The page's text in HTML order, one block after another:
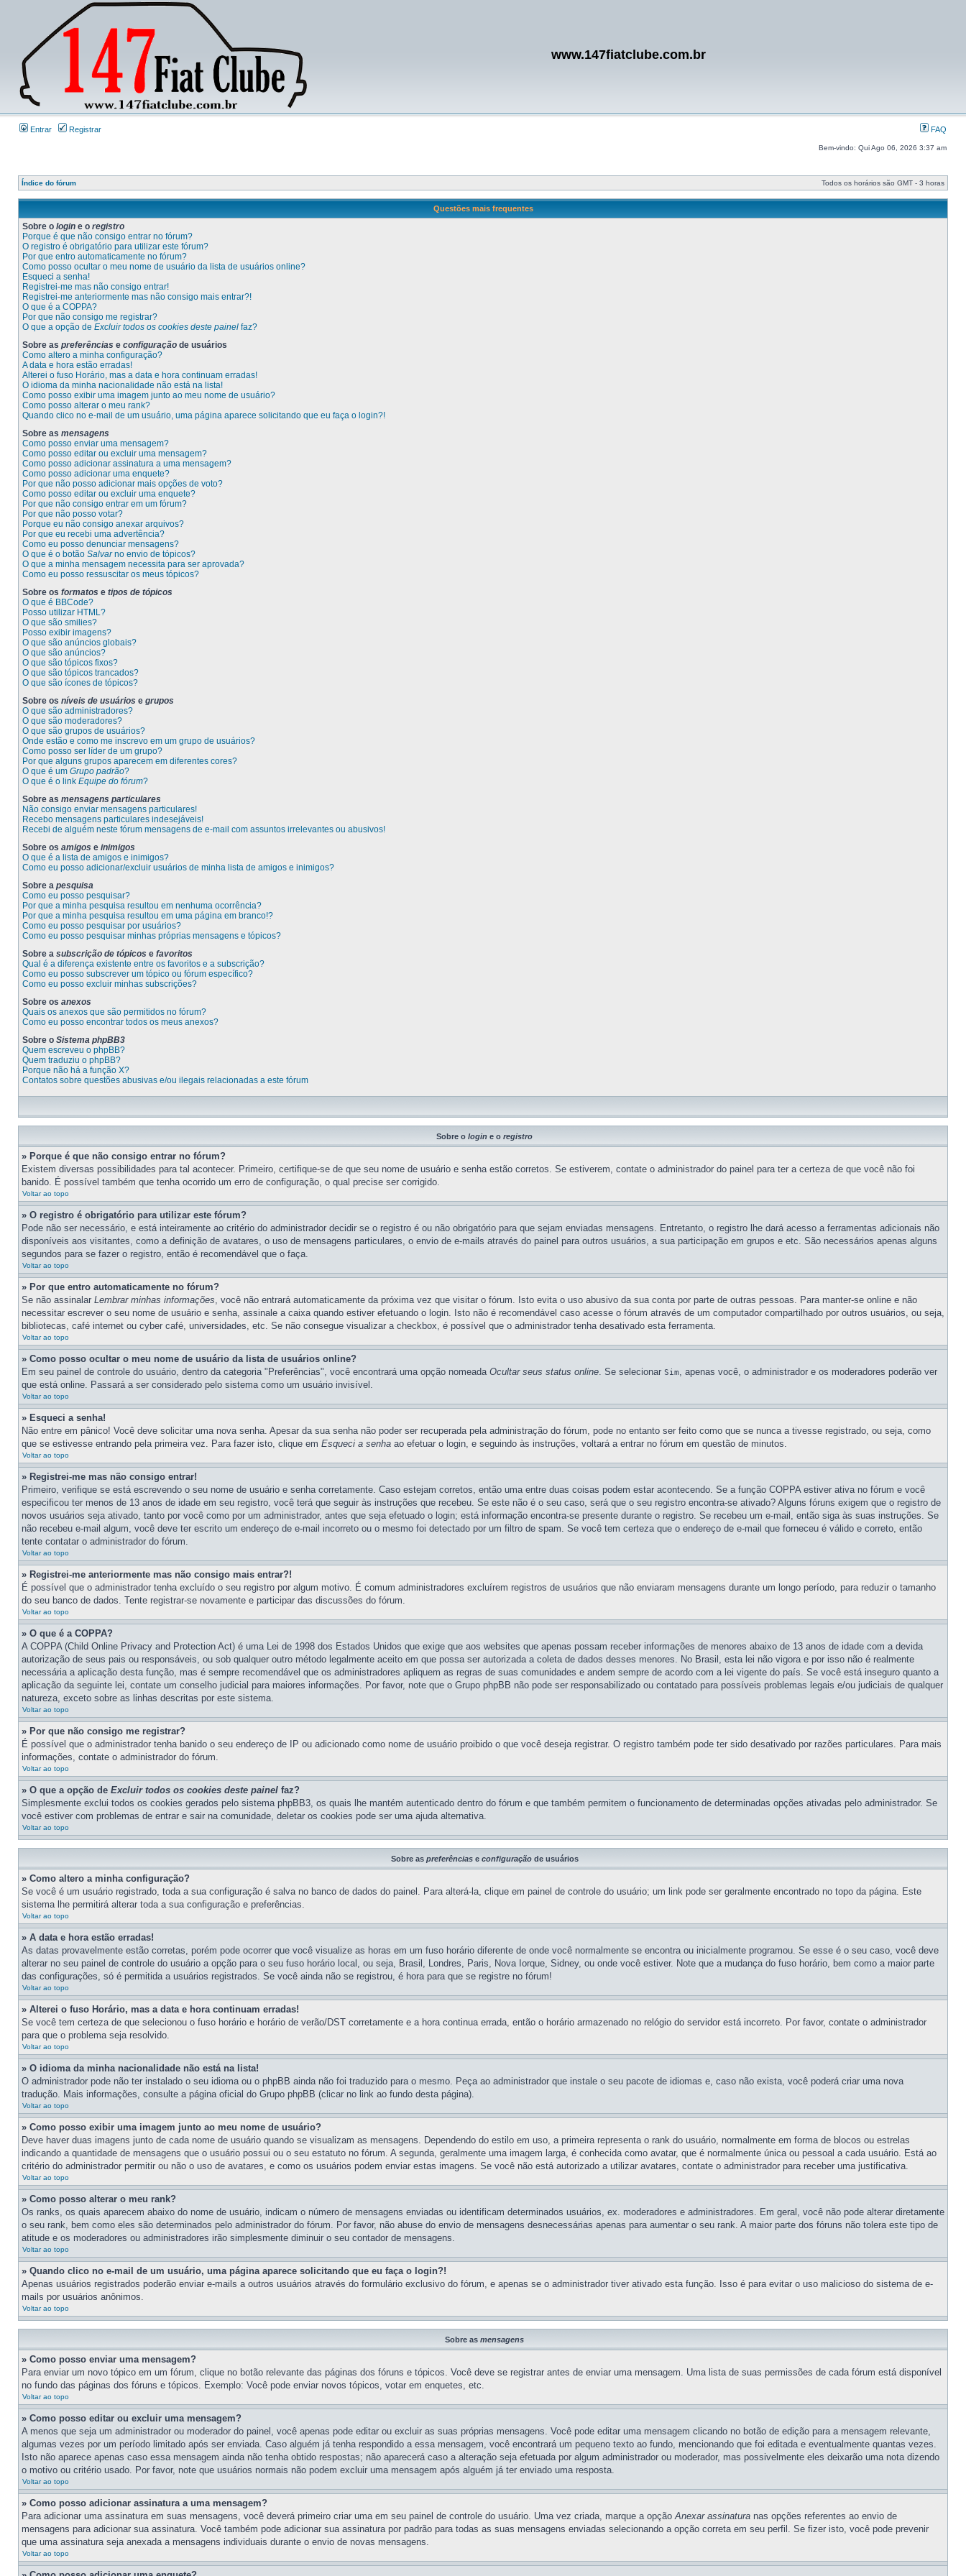
www.147fiatclube.com.br
Entrar Registrar FAQ
Bem-vindo: Qui Ago 06, 2026 3:37 am
Índice do fórum Todos os horários são GMT - 3 horas
Questões mais frequentes
Sobre o login e o registro
Porque é que não consigo entrar no fórum?
O registro é obrigatório para utilizar este fórum?
Por que entro automaticamente no fórum?
Como posso ocultar o meu nome de usuário da lista de usuários online?
Esqueci a senha!
Registrei-me mas não consigo entrar!
Registrei-me anteriormente mas não consigo mais entrar?!
O que é a COPPA?
Por que não consigo me registrar?
O que a opção de Excluir todos os cookies deste painel faz?
Sobre as preferências e configuração de usuários
Como altero a minha configuração?
A data e hora estão erradas!
Alterei o fuso Horário, mas a data e hora continuam erradas!
O idioma da minha nacionalidade não está na lista!
Como posso exibir uma imagem junto ao meu nome de usuário?
Como posso alterar o meu rank?
Quando clico no e-mail de um usuário, uma página aparece solicitando que eu faça o login?!
Sobre as mensagens
Como posso enviar uma mensagem?
Como posso editar ou excluir uma mensagem?
Como posso adicionar assinatura a uma mensagem?
Como posso adicionar uma enquete?
Por que não posso adicionar mais opções de voto?
Como posso editar ou excluir uma enquete?
Por que não consigo entrar em um fórum?
Por que não posso votar?
Porque eu não consigo anexar arquivos?
Por que eu recebi uma advertência?
Como eu posso denunciar mensagens?
O que é o botão Salvarno envio de tópicos?
O que a minha mensagem necessita para ser aprovada?
Como eu posso ressuscitar os meus tópicos?
Sobre os formatos e tipos de tópicos
O que é BBCode?
Posso utilizar HTML?
O que são smilies?
Posso exibir imagens?
O que são anúncios globais?
O que são anúncios?
O que são tópicos fixos?
O que são tópicos trancados?
O que são ícones de tópicos?
Sobre os níveis de usuários e grupos
O que são administradores?
O que são moderadores?
O que são grupos de usuários?
Onde estão e como me inscrevo em um grupo de usuários?
Como posso ser líder de um grupo?
Por que alguns grupos aparecem em diferentes cores?
O que é um Grupo padrão?
O que é o link Equipe do fórum?
Sobre as mensagens particulares
Não consigo enviar mensagens particulares!
Recebo mensagens particulares indesejáveis!
Recebi de alguém neste fórum mensagens de e-mail com assuntos irrelevantes ou abusivos!
Sobre os amigos e inimigos
O que é a lista de amigos e inimigos?
Como eu posso adicionar/excluir usuários de minha lista de amigos e inimigos?
Sobre a pesquisa
Como eu posso pesquisar?
Por que a minha pesquisa resultou em nenhuma ocorrência?
Por que a minha pesquisa resultou em uma página em branco!?
Como eu posso pesquisar por usuários?
Como eu posso pesquisar minhas próprias mensagens e tópicos?
Sobre a subscrição de tópicos e favoritos
Qual é a diferença existente entre os favoritos e a subscrição?
Como eu posso subscrever um tópico ou fórum específico?
Como eu posso excluir minhas subscrições?
Sobre os anexos
Quais os anexos que são permitidos no fórum?
Como eu posso encontrar todos os meus anexos?
Sobre o Sistema phpBB3
Quem escreveu o phpBB?
Quem traduziu o phpBB?
Porque não há a função X?
Contatos sobre questões abusivas e/ou ilegais relacionadas a este fórum
Sobre o login e o registro
» Porque é que não consigo entrar no fórum?
Existem diversas possibilidades para tal acontecer. Primeiro, certifique-se de que seu nome de usuário e senha estão corretos. Se estiverem, contate o administrador do painel para ter a certeza de que você não foi
banido. É possível também que tenha ocorrido um erro de configuração, o qual precise ser corrigido.
Voltar ao topo
» O registro é obrigatório para utilizar este fórum?
Pode não ser necessário, e está inteiramente ao critério do administrador decidir se o registro é ou não obrigatório para que sejam enviadas mensagens. Entretanto, o registro lhe dará acesso a ferramentas adicionais não
disponíveis aos visitantes, como a definição de avatares, o uso de mensagens particulares, o envio de e-mails através do painel para outros usuários, a sua participação em grupos e etc. São necessários apenas alguns
segundos para se fazer o registro, então é recomendável que o faça.
Voltar ao topo
» Por que entro automaticamente no fórum?
Se não assinalar Lembrar minhas informações, você não entrará automaticamente da próxima vez que visitar o fórum. Isto evita o uso abusivo da sua conta por parte de outras pessoas. Para manter-se online e não
necessitar escrever o seu nome de usuário e senha, assinale a caixa quando estiver efetuando o login. Isto não é recomendável caso acesse o fórum através de um computador compartilhado por outros usuários, ou seja,
bibliotecas, café internet ou cyber café, universidades, etc. Se não consegue visualizar a checkbox, é possível que o administrador tenha desativado esta ferramenta.
Voltar ao topo
» Como posso ocultar o meu nome de usuário da lista de usuários online?
Em seu painel de controle do usuário, dentro da categoria "Preferências", você encontrará uma opção nomeada Ocultar seus status online. Se selecionar Sim, apenas você, o administrador e os moderadores poderão ver
que está online. Passará a ser considerado pelo sistema como um usuário invisível.
Voltar ao topo
» Esqueci a senha!
Não entre em pânico! Você deve solicitar uma nova senha. Apesar da sua senha não poder ser recuperada pela administração do fórum, pode no entanto ser feito como que se nunca a tivesse registrado, ou seja, como
que se estivesse entrando pela primeira vez. Para fazer isto, clique em Esqueci a senha ao efetuar o login, e seguindo às instruções, voltará a entrar no fórum em questão de minutos.
Voltar ao topo
» Registrei-me mas não consigo entrar!
Primeiro, verifique se está escrevendo o seu nome de usuário e senha corretamente. Caso estejam corretos, então uma entre duas coisas podem estar acontecendo. Se a função COPPA estiver ativa no fórum e você
especificou ter menos de 13 anos de idade em seu registro, você terá que seguir às instruções que recebeu. Se este não é o seu caso, será que o seu registro encontra-se ativado? Alguns fóruns exigem que o registro de
novos usuários seja ativado, tanto por você como por um administrador, antes que seja efetuado o login; está informação encontra-se presente durante o registro. Se recebeu um e-mail, então siga às suas instruções. Se
não recebeu e-mail algum, você deve ter escrito um endereço de e-mail incorreto ou o mesmo foi detectado por um filtro de spam. Se você tem certeza que o endereço de e-mail que forneceu é válido e correto, então
tente contatar o administrador do fórum.
Voltar ao topo
» Registrei-me anteriormente mas não consigo mais entrar?!
É possível que o administrador tenha excluído o seu registro por algum motivo. É comum administradores excluírem registros de usuários que não enviaram mensagens durante um longo período, para reduzir o tamanho
do seu banco de dados. Tente registrar-se novamente e participar das discussões do fórum.
Voltar ao topo
» O que é a COPPA?
A COPPA (Child Online Privacy and Protection Act) é uma Lei de 1998 dos Estados Unidos que exige que aos websites que apenas possam receber informações de menores abaixo de 13 anos de idade com a devida
autorização de seus pais ou responsáveis, ou sob qualquer outro método legalmente aceito em que possa ser autorizada a coleta de dados desses menores. No Brasil, esta lei não vigora e por isso não é realmente
necessária a aplicação desta função, mas é sempre recomendável que os administradores apliquem as regras de suas comunidades e andem sempre de acordo com a lei vigente do país. Se você está inseguro quanto a
aplicação da seguinte lei, contate um conselho judicial para maiores informações. Por favor, note que o Grupo phpBB não pode ser responsabilizado ou contatado para possíveis problemas legais e/ou judiciais de qualquer
natureza, exceto sobre as linhas descritas por este sistema.
Voltar ao topo
» Por que não consigo me registrar?
É possível que o administrador tenha banido o seu endereço de IP ou adicionado como nome de usuário proibido o que você deseja registrar. O registro também pode ter sido desativado por razões particulares. Para mais
informações, contate o administrador do fórum.
Voltar ao topo
» O que a opção de Excluir todos os cookies deste painel faz?
Simplesmente exclui todos os cookies gerados pelo sistema phpBB3, os quais lhe mantém autenticado dentro do fórum e que também permitem o funcionamento de determinadas opções ativadas pelo administrador. Se
você estiver com problemas de entrar e sair na comunidade, deletar os cookies pode ser uma ajuda alternativa.
Voltar ao topo
Sobre as preferênciase configuraçãode usuários
» Como altero a minha configuração?
Se você é um usuário registrado, toda a sua configuração é salva no banco de dados do painel. Para alterá-la, clique em painel de controle do usuário; um link pode ser geralmente encontrado no topo da página. Este
sistema lhe permitirá alterar toda a sua configuração e preferências.
Voltar ao topo
» A data e hora estão erradas!
As datas provavelmente estão corretas, porém pode ocorrer que você visualize as horas em um fuso horário diferente de onde você normalmente se encontra ou inicialmente programou. Se esse é o seu caso, você deve
alterar no seu painel de controle do usuário a opção para o seu fuso horário local, ou seja, Brasil, Londres, Paris, Nova Iorque, Sidney, ou onde você estiver. Note que a mudança do fuso horário, bem como a maior parte
das configurações, só é permitida a usuários registrados. Se você ainda não se registrou, é hora para que se registre no fórum!
Voltar ao topo
» Alterei o fuso Horário, mas a data e hora continuam erradas!
Se você tem certeza de que selecionou o fuso horário e horário de verão/DST corretamente e a hora continua errada, então o horário armazenado no relógio do servidor está incorreto. Por favor, contate o administrador
para que o problema seja resolvido.
Voltar ao topo
» O idioma da minha nacionalidade não está na lista!
O administrador pode não ter instalado o seu idioma ou o phpBB ainda não foi traduzido para o mesmo. Peça ao administrador que instale o seu pacote de idiomas e, caso não exista, você poderá criar uma nova
tradução. Mais informações, consulte a página oficial do Grupo phpBB (clicar no link ao fundo desta página).
Voltar ao topo
» Como posso exibir uma imagem junto ao meu nome de usuário?
Deve haver duas imagens junto de cada nome de usuário quando se visualizam as mensagens. Dependendo do estilo em uso, a primeira representa o rank do usuário, normalmente em forma de blocos ou estrelas
indicando a quantidade de mensagens que o usuário possui ou o seu estatuto no fórum. A segunda, geralmente uma imagem larga, é conhecida como avatar, que é normalmente única ou pessoal a cada usuário. Está ao
critério do administrador permitir ou não o uso de avatares, e como os usuários podem enviar estas imagens. Se você não está autorizado a utilizar avatares, contate o administrador para receber uma justificativa.
Voltar ao topo
» Como posso alterar o meu rank?
Os ranks, os quais aparecem abaixo do nome de usuário, indicam o número de mensagens enviadas ou identificam determinados usuários, ex. moderadores e administradores. Em geral, você não pode alterar diretamente
o seu rank, bem como eles são determinados pelo administrador do fórum. Por favor, não abuse do envio de mensagens desnecessárias apenas para aumentar o seu rank. A maior parte dos fóruns não tolera este tipo de
atitude e os moderadores ou administradores irão simplesmente diminuir o seu contador de mensagens.
Voltar ao topo
» Quando clico no e-mail de um usuário, uma página aparece solicitando que eu faça o login?!
Apenas usuários registrados poderão enviar e-mails a outros usuários através do formulário exclusivo do fórum, e apenas se o administrador tiver ativado esta função. Isso é para evitar o uso malicioso do sistema de e-
mails por usuários anônimos.
Voltar ao topo
Sobre as mensagens
» Como posso enviar uma mensagem?
Para enviar um novo tópico em um fórum, clique no botão relevante das páginas dos fóruns e tópicos. Você deve se registrar antes de enviar uma mensagem. Uma lista de suas permissões de cada fórum está disponível
no fundo das páginas dos fóruns e tópicos. Exemplo: Você pode enviar novos tópicos, votar em enquetes, etc.
Voltar ao topo
» Como posso editar ou excluir uma mensagem?
A menos que seja um administrador ou moderador do painel, você apenas pode editar ou excluir as suas próprias mensagens. Você pode editar uma mensagem clicando no botão de edição para a mensagem relevante,
algumas vezes por um período limitado após ser enviada. Caso alguém já tenha respondido a essa mensagem, você encontrará um pequeno texto ao fundo, mencionando que foi editada e eventualmente quantas vezes.
Isto não aparece apenas caso essa mensagem ainda não tenha obtido respostas; não aparecerá caso a alteração seja efetuada por algum administrador ou moderador, mas possivelmente eles deixarão uma nota dizendo
o motivo ou critério usado. Por favor, note que usuários normais não podem excluir uma mensagem após alguém já ter enviado uma resposta.
Voltar ao topo
» Como posso adicionar assinatura a uma mensagem?
Para adicionar uma assinatura em suas mensagens, você deverá primeiro criar uma em seu painel de controle do usuário. Uma vez criada, marque a opçãoAnexar assinatura nas opções referentes ao envio de
mensagens para adicionar sua assinatura. Você também pode adicionar sua assinatura por padrão para todas as suas mensagens enviadas selecionando a opção correta em seu perfil. Se fizer isto, você pode prevenir
que uma assinatura seja anexada a mensagens individuais durante o envio de novas mensagens.
Voltar ao topo